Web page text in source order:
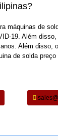
máquinas de
19. Além
Além disso,
de solda preço